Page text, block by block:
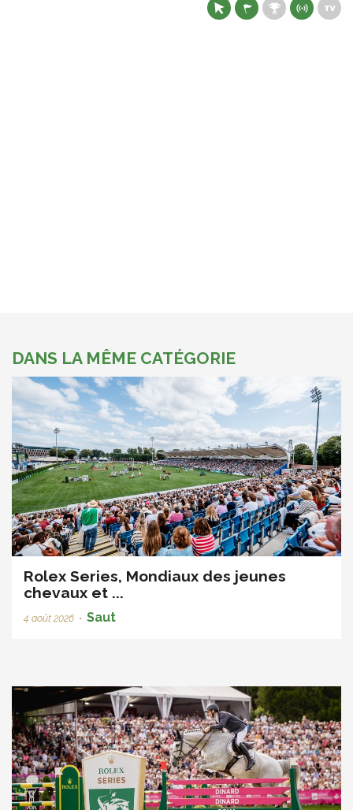
DANS LA MÊME CATÉGORIE
Rolex Series, Mondiaux des jeunes
chevaux et ...
4 août 2026 • Saut